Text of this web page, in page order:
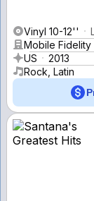
Vinyl 10-12''
Mobile Fidelity
US
2013
Rock, Latin